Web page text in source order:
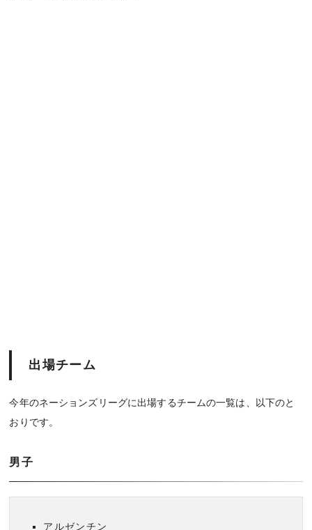
出場チーム
今年のネーションズリーグに出場するチームの一覧は、以下のと
おりです。
男子
アルゼンチン